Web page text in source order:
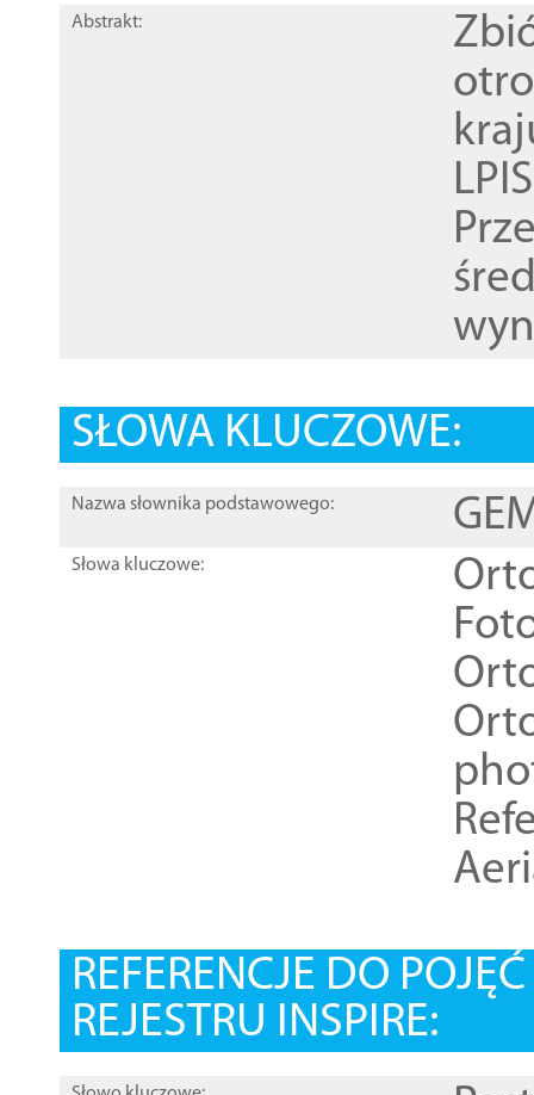
Abstrakt:
SŁOWA KLUCZOWE:
Nazwa słownika podstawowego:
Słowa kluczowe:
REFERENCJE DO
REJESTRU INSPIRE: